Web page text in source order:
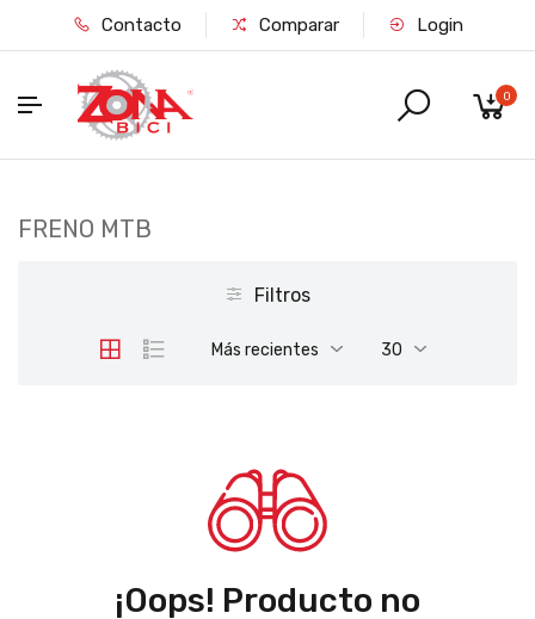
Contacto Comparar Login
0
FRENO MTB
Filtros
Más recientes 30
¡Oops! Producto no